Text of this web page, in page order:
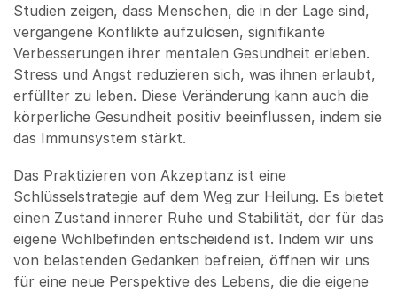
Studien zeigen, dass Menschen, die in der Lage sind,
vergangene Konflikte aufzulösen, signifikante
Verbesserungen ihrer mentalen Gesundheit erleben.
Stress und Angst reduzieren sich, was ihnen erlaubt,
erfüllter zu leben. Diese Veränderung kann auch die
körperliche Gesundheit positiv beeinflussen, indem sie
das Immunsystem stärkt.
Das Praktizieren von Akzeptanz ist eine
Schlüsselstrategie auf dem Weg zur Heilung. Es bietet
einen Zustand innerer Ruhe und Stabilität, der für das
eigene Wohlbefinden entscheidend ist. Indem wir uns
von belastenden Gedanken befreien, öffnen wir uns
für eine neue Perspektive des Lebens, die die eigene